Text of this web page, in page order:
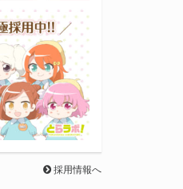
採用情報へ